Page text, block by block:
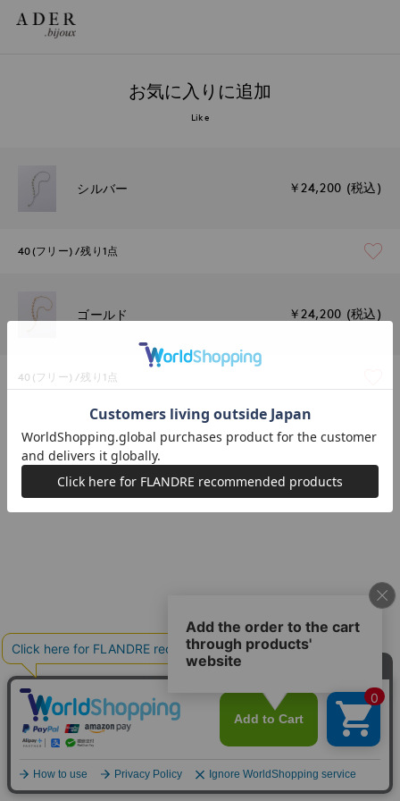
お気に入りに追加
Like
シルバー ￥24,200 (税込)
40(フリー) 残り1点
ゴールド ￥24,200 (税込)
40(フリー) 残り1点